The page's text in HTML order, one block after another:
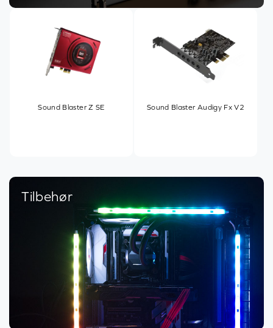
Sound Blaster Z SE Sound Blaster Audigy Fx V2
Tilbehør